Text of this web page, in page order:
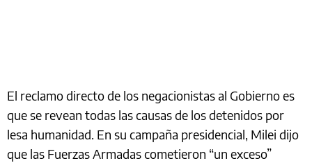
El reclamo directo de los negacionistas al Gobierno es
que se revean todas las causas de los detenidos por
lesa humanidad. En su campaña presidencial, Milei dijo
que las Fuerzas Armadas cometieron “un exceso”